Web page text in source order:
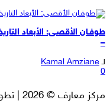
طوفـان الأقصـى: الأبعاد
–
لـ Kamal Amziane
0
مركز معارف © 2026 | تطوير تطوير